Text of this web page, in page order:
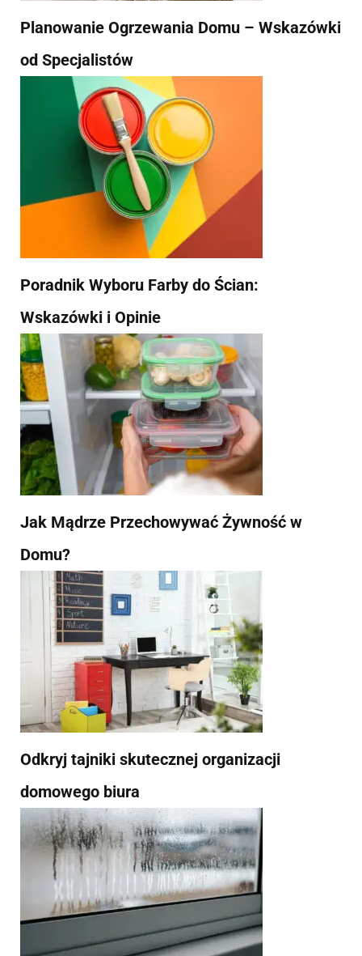
Planowanie Ogrzewania Domu – Wskazówki
od Specjalistów
Poradnik Wyboru Farby do Ścian:
Wskazówki i Opinie
Jak Mądrze Przechowywać Żywność w
Domu?
Odkryj tajniki skutecznej organizacji
domowego biura